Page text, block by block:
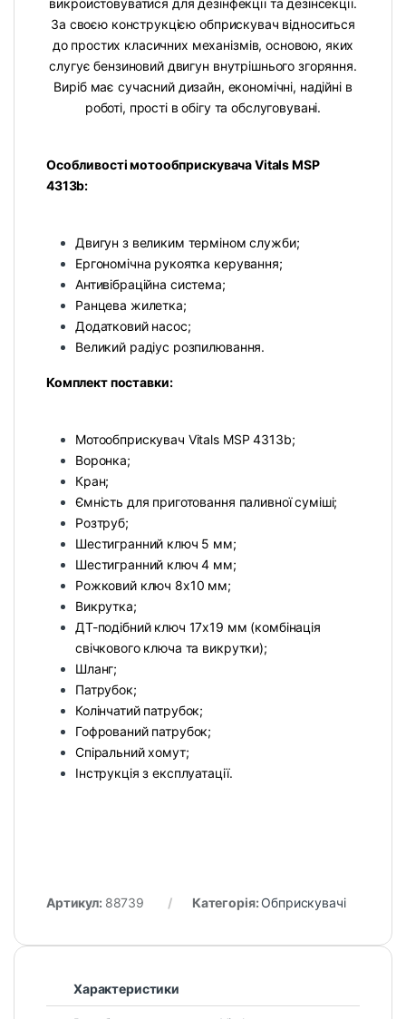
викроистовуватися для дезінфекції та дезінсекції.
За своєю конструкцією обприскувач відноситься
до простих класичних механізмів, основою, яких
слугує бензиновий двигун внутрішнього згоряння.
Виріб має сучасний дизайн, економічні, надійні в
роботі, прості в обігу та обслуговувані.
Особливості мотообприскувача Vitals MSP
4313b:
Двигун з великим терміном служби;
Ергономічна рукоятка керування;
Антивібраційна система;
Ранцева жилетка;
Додатковий насос;
Великий радіус розпилювання.
Комплект поставки:
Мотообприскувач Vitals MSP 4313b;
Воронка;
Кран;
Ємність для приготовання паливної суміші;
Розтруб;
Шестигранний ключ 5 мм;
Шестигранний ключ 4 мм;
Рожковий ключ 8х10 мм;
Викрутка;
ДТ-подібний ключ 17х19 мм (комбінація
свічкового ключа та викрутки);
Шланг;
Патрубок;
Колінчатий патрубок;
Гофрований патрубок;
Спіральний хомут;
Інструкція з експлуатації.
Артикул: 88739 Категорія: Обприскувачі
Характеристики